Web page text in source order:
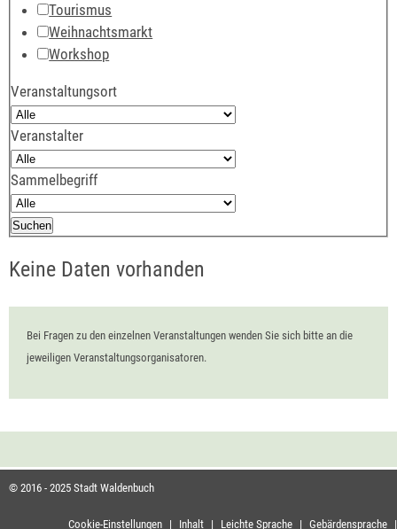
Tourismus
Weihnachtsmarkt
Workshop
Veranstaltungsort
Veranstalter
Sammelbegriff
Keine Daten vorhanden
Bei Fragen zu den einzelnen Veranstaltungen wenden Sie sich bitte an die
jeweiligen Veranstaltungsorganisatoren.
© 2016 - 2025 Stadt Waldenbuch
Cookie-Einstellungen | Inhalt | Leichte Sprache | Gebärdensprache |